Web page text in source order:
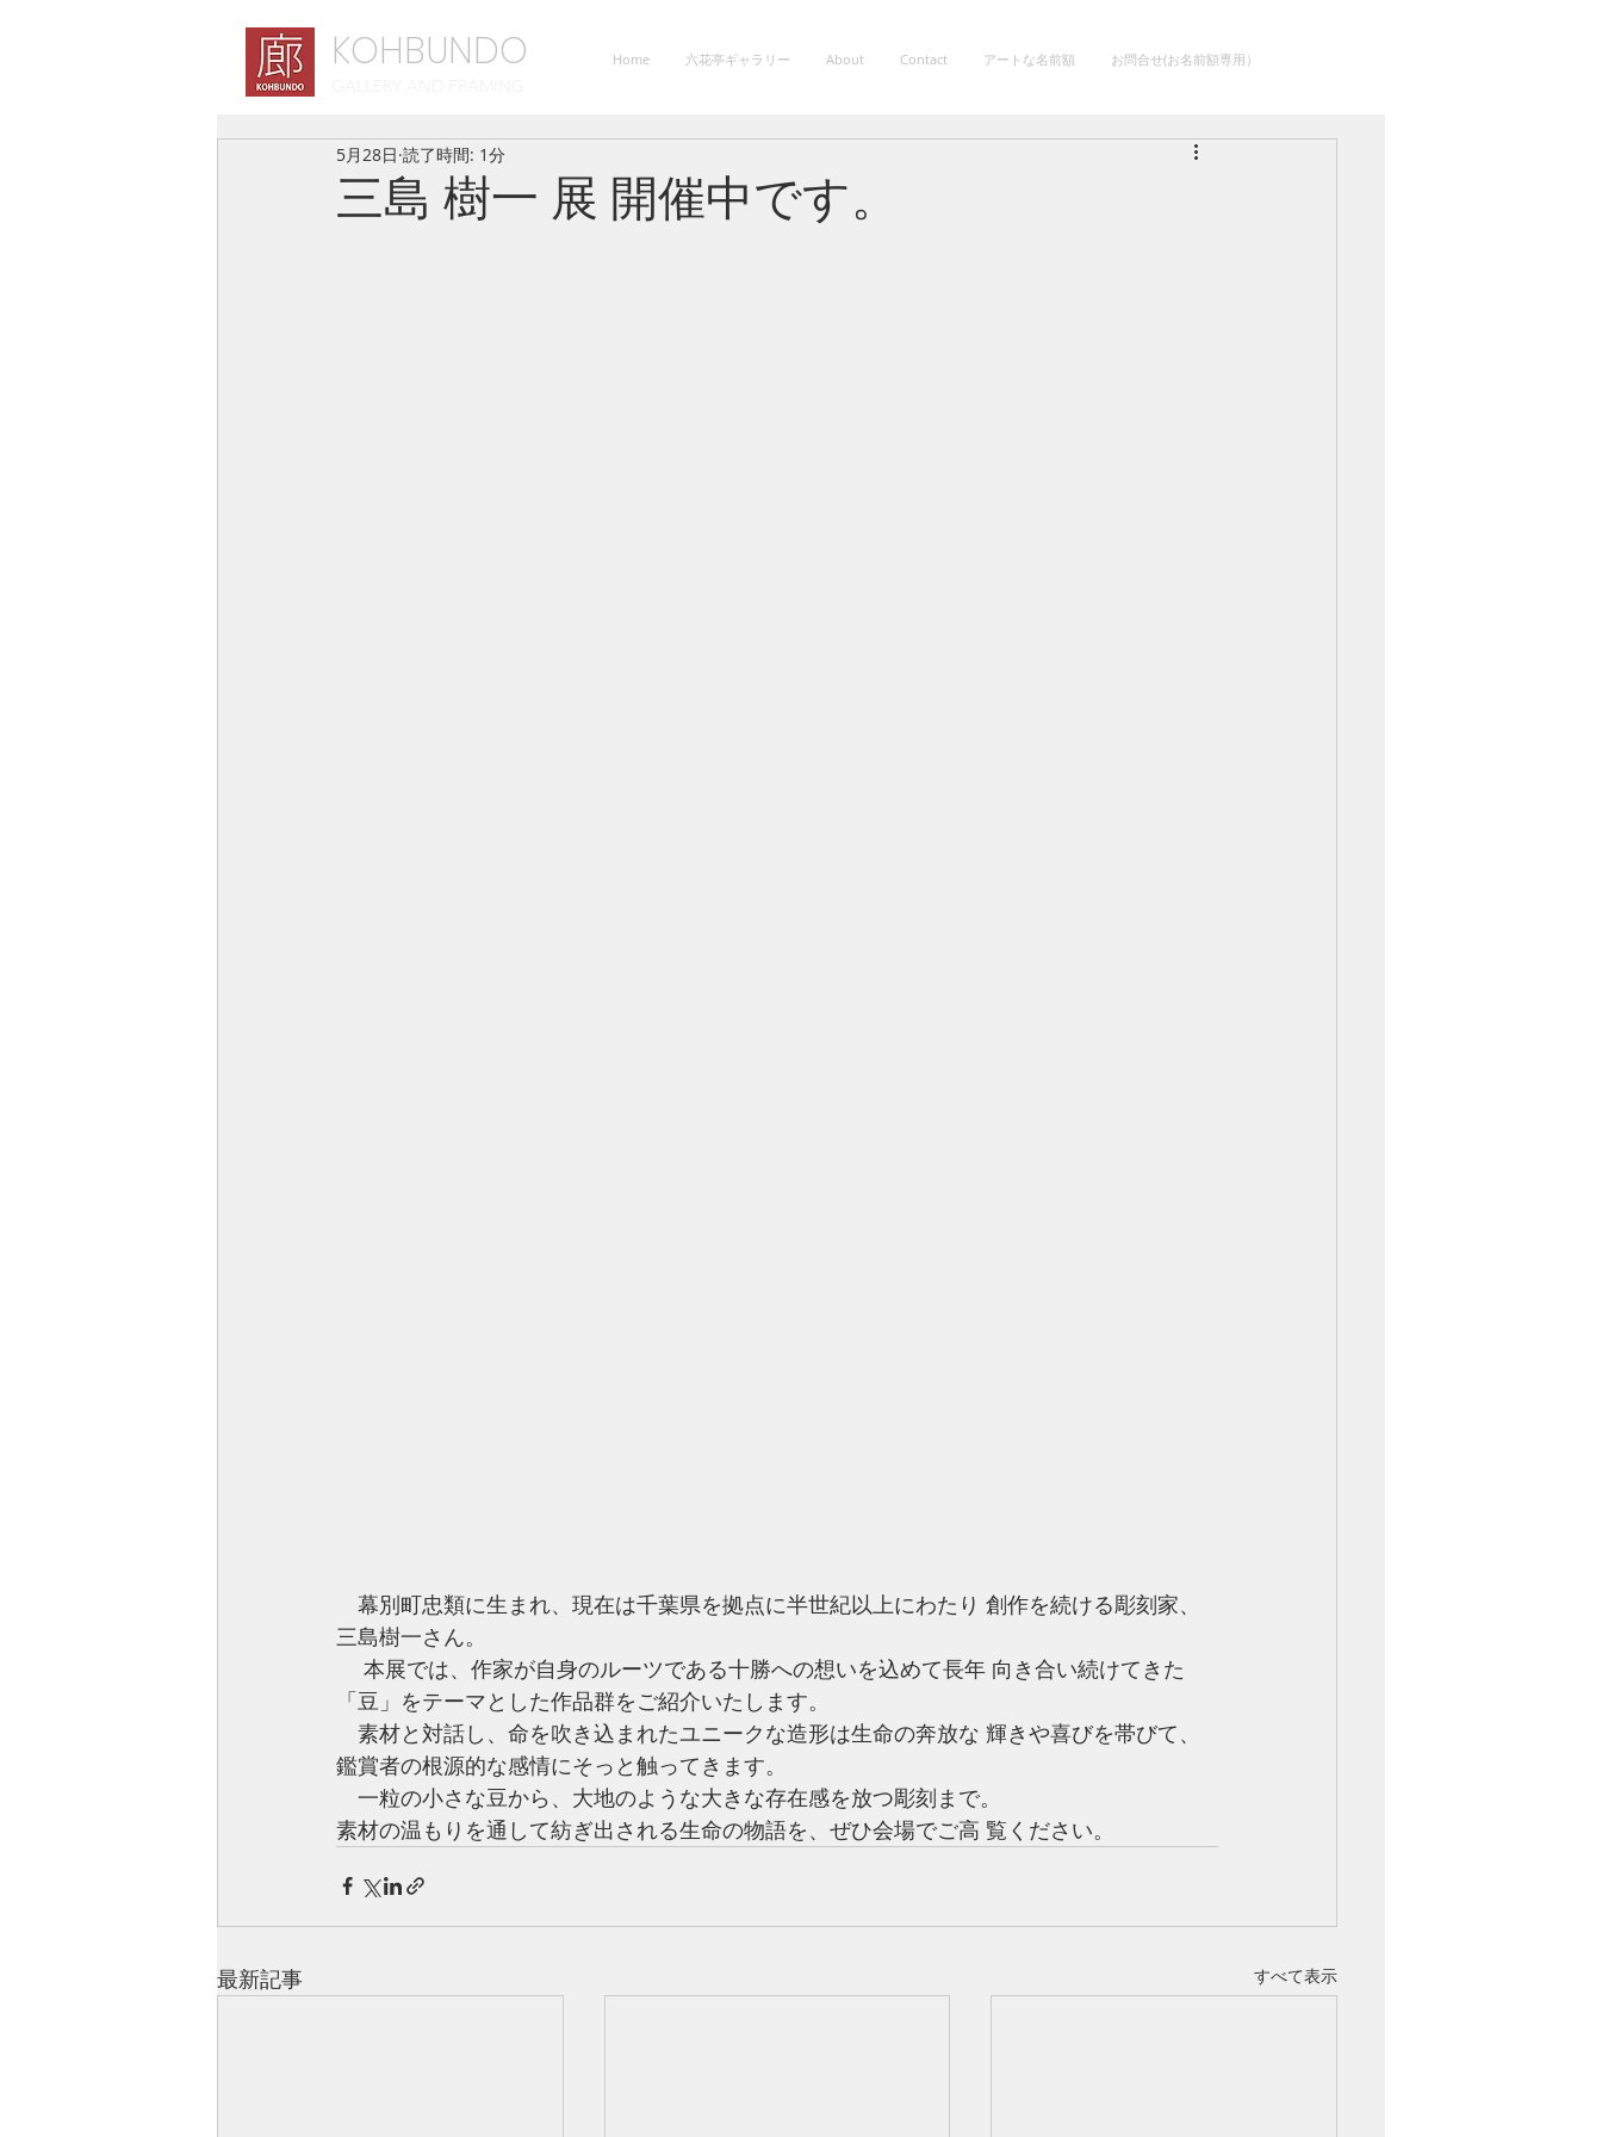
KOHBUNDO Home 六花亭ギャラリー About Contact アートな名前額 お問合せ(お名前額専用）
三島 樹一 展 開催中です。
5月28日 読了時間: 1分
幕別町忠類に生まれ、現在は千葉県を拠点に半世紀以上にわたり 創作を続ける彫刻家、
三島樹一さん。
「豆」をテーマとした作品群をご紹介いたします。
素材と対話し、命を吹き込まれたユニークな造形は生命の奔放な 輝きや喜びを帯びて、
鑑賞者の根源的な感情にそっと触ってきます。
一粒の小さな豆から、大地のような大きな存在感を放つ彫刻まで。
素材の温もりを通して紡ぎ出される生命の物語を、ぜひ会場でご高 覧ください。
最新記事 すべて表示